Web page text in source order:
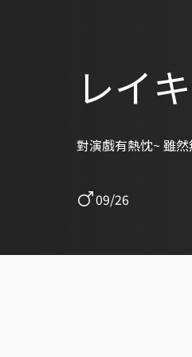
レイ
對演戲有熱忱~ 雖
09/26